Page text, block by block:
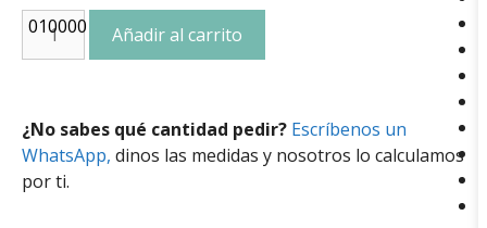
Añadir al carrito
¿No sabes qué cantidad pedir? Escríbenos un
WhatsApp, dinos las medidas y nosotros lo calculamos
por ti.